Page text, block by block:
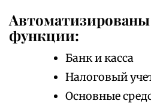
функции:
Банк и касса
Налоговый
Основные